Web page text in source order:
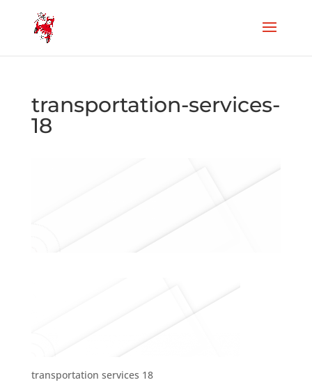
transportation-services-
18
transportation services 18